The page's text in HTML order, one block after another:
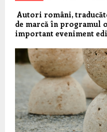
Autori români,
de marcă în programul
important eveniment